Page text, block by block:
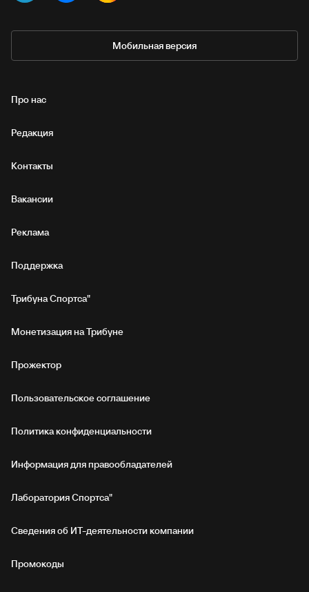
Мобильная версия
Про нас
Редакция
Контакты
Вакансии
Реклама
Поддержка
Трибуна Спортса"
Монетизация на Трибуне
Прожектор
Пользовательское соглашение
Политика конфиденциальности
Информация для правообладателей
Лаборатория Спортса"
Сведения об ИТ‑деятельности компании
Промокоды